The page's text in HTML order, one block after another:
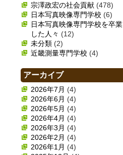
宗澤政宏の社会貢献 (478)
日本写真映像専門学校 (6)
日本写真映像専門学校を卒業
した人々 (12)
未分類 (2)
近畿測量専門学校 (4)
アーカイブ
2026年7月 (4)
2026年6月 (4)
2026年5月 (4)
2026年4月 (4)
2026年3月 (4)
2026年2月 (4)
2026年1月 (4)